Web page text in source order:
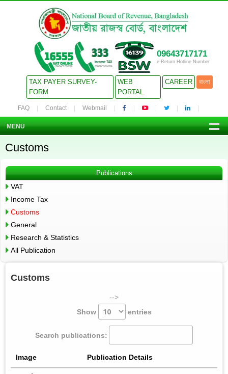
09643717171
e-Return Hotline Number
TAX PAYER SURVEY-
FORM
WEB
PORTAL
CAREER বাংলা
FAQ Contact Webmail
MENU
Customs
Publications
VAT
Income Tax
Customs
General
Research & Statistics
All Publication
Customs
-->
Show
entries
Search publications:
Image Publication Details